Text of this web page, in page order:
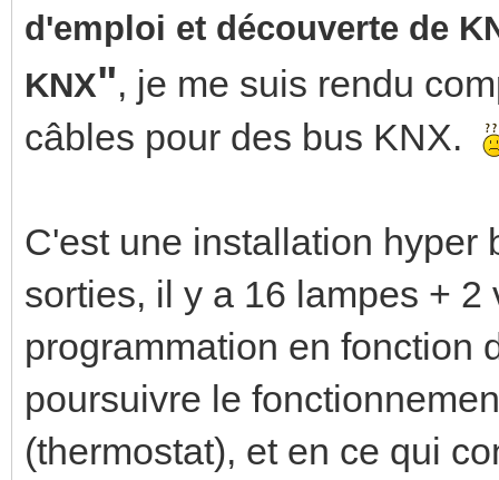
d'emploi et découverte de
KNX", je me suis rendu
câbles pour des bus KNX.
C'est une installation hyper
sorties, il y a 16 lampes +
programmation en fonction
poursuivre le
(thermostat), et en ce qui